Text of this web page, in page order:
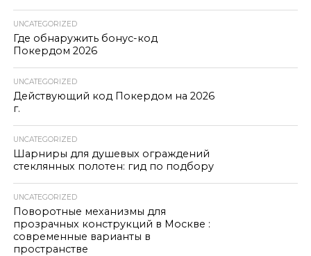
UNCATEGORIZED
Где обнаружить бонус-код
Покердом 2026
UNCATEGORIZED
Действующий код Покердом на 2026
г.
UNCATEGORIZED
Шарниры для душевых ограждений
стеклянных полотен: гид по подбору
UNCATEGORIZED
Поворотные механизмы для
прозрачных конструкций в Москве :
современные варианты в
пространстве